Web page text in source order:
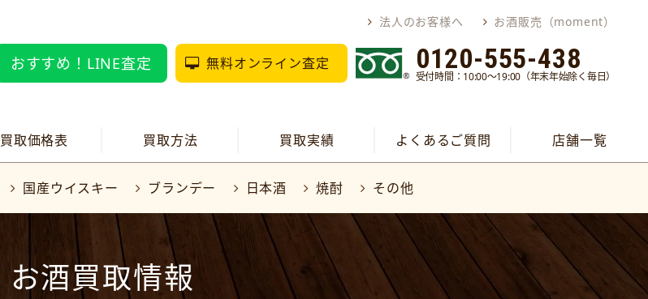
法人のお客様へ お酒販売（moment）
おすすめ！LINE査定 無料オンライン査定 0120-555-438
受付時間：10:00～19:00（年末年始除く毎日）
買取価格表 買取方法 買取実績 よくあるご質問 店舗一覧
国産ウイスキー ブランデー 日本酒 焼酎 その他
お酒買取情報